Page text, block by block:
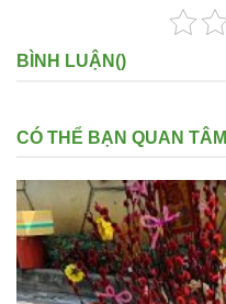
BÌNH LUẬN()
CÓ THỂ BẠN QUAN TÂM